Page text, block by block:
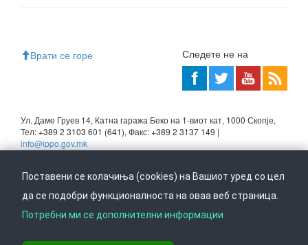
Врати се горе Следете не на
Ул. Даме Груев 14, Катна гаража Беко на 1-виот кат, 1000 Скопје,
Тел: +389 2 3103 601 (641), Факс: +389 2 3137 149 |
info@ippo.gov.mk
Поставени се колачиња (cookies) на Вашиот уред со цел
да се подобри функционалноста на оваа веб страница.
Потребни ми се дополнителни информации